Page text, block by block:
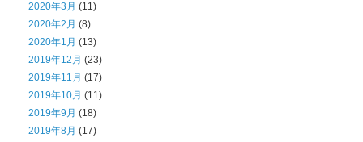
2020年3月 (11)
2020年2月 (8)
2020年1月 (13)
2019年12月 (23)
2019年11月 (17)
2019年10月 (11)
2019年9月 (18)
2019年8月 (17)